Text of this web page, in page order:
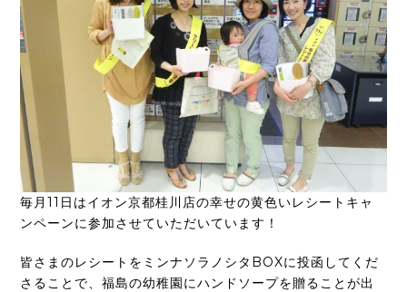
毎月11日はイオン京都桂川店の幸せの黄色いレシートキャ
ンペーンに参加させていただいています！
皆さまのレシートをミンナソラノシタBOXに投函してくだ
さることで、福島の幼稚園にハンドソープを贈ることが出